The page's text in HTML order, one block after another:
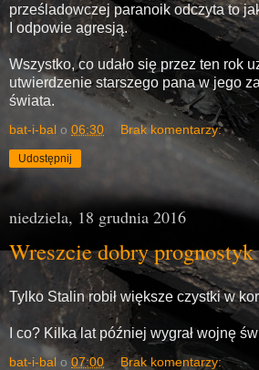
prześladowczej paranoik odczyta to
I odpowie agresją.
Wszystko, co udało się przez ten rok
utwierdzenie starszego pana w jego
świata.
bat-i-bal o 06:30 Brak komentarzy:
Udostępnij
niedziela, 18 grudnia 2016
Wreszcie dobry prognostyk
Tylko Stalin robił większe czystki w
I co? Kilka lat później wygrał wojnę
bat-i-bal o07:00 Brak komentarzy: